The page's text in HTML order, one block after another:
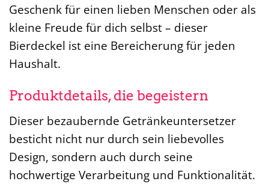
Geschenk für einen lieben Menschen oder als
kleine Freude für dich selbst – dieser
Bierdeckel ist eine Bereicherung für jeden
Haushalt.
Produktdetails, die begeistern
Dieser bezaubernde Getränkeuntersetzer
besticht nicht nur durch sein liebevolles
Design, sondern auch durch seine
hochwertige Verarbeitung und Funktionalität.